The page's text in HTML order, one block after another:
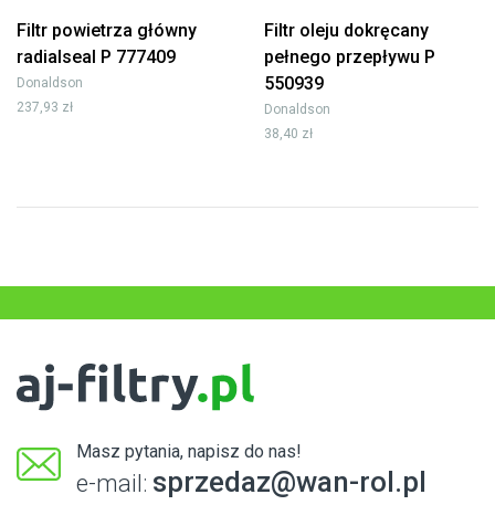
Filtr powietrza główny
radialseal P 777409
Donaldson
237,93 zł
Filtr oleju dokręcany
pełnego przepływu P
550939
Donaldson
38,40 zł
Masz pytania, napisz do nas!
e-mail: sprzedaz@wan-rol.pl